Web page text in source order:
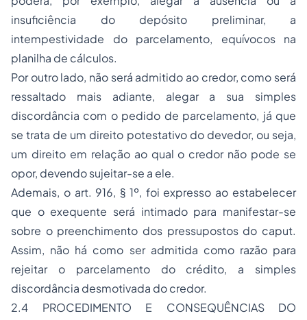
insuficiência do depósito preliminar, a
intempestividade do parcelamento, equívocos na
planilha de cálculos.
Por outro lado, não será admitido ao credor, como será
ressaltado mais adiante, alegar a sua simples
discordância com o pedido de parcelamento, já que
se trata de um direito potestativo do devedor, ou seja,
um direito em relação ao qual o credor não pode se
opor, devendo sujeitar-se a ele.
Ademais, o art. 916, § 1º, foi expresso ao estabelecer
que o exequente será intimado para manifestar-se
sobre o preenchimento dos pressupostos do caput.
Assim, não há como ser admitida como razão para
rejeitar o parcelamento do crédito, a simples
discordância desmotivada do credor.
2.4 PROCEDIMENTO E CONSEQUÊNCIAS DO